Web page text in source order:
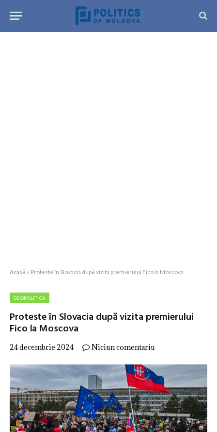
Acasă » Proteste în Slovacia după vizita premierului Fico la Moscova
GEOPOLITICA
Proteste în Slovacia după vizita premierului
Fico la Moscova
24 decembrie 2024 Niciun comentariu